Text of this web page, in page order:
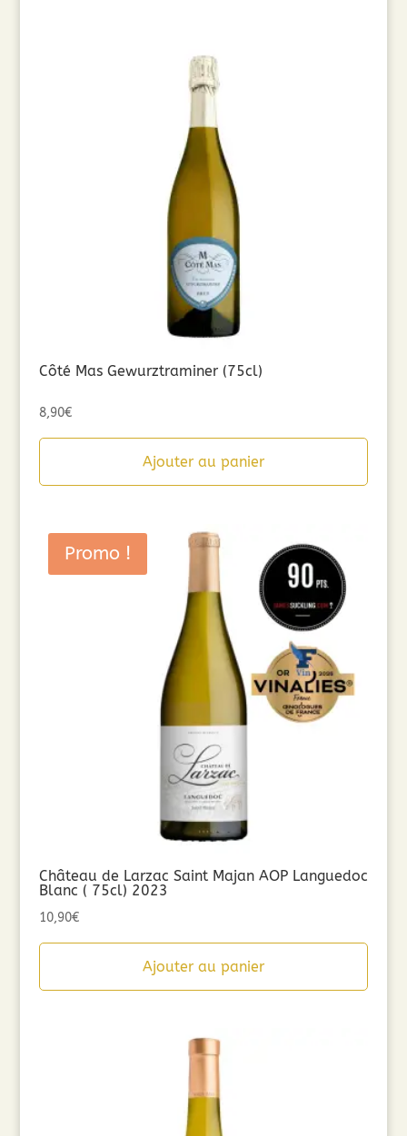
Côté Mas Gewurztraminer (75cl)
8,90€
Ajouter au panier
Promo !
Château de Larzac Saint Majan AOP Languedoc
Blanc ( 75cl) 2023
10,90€
Ajouter au panier